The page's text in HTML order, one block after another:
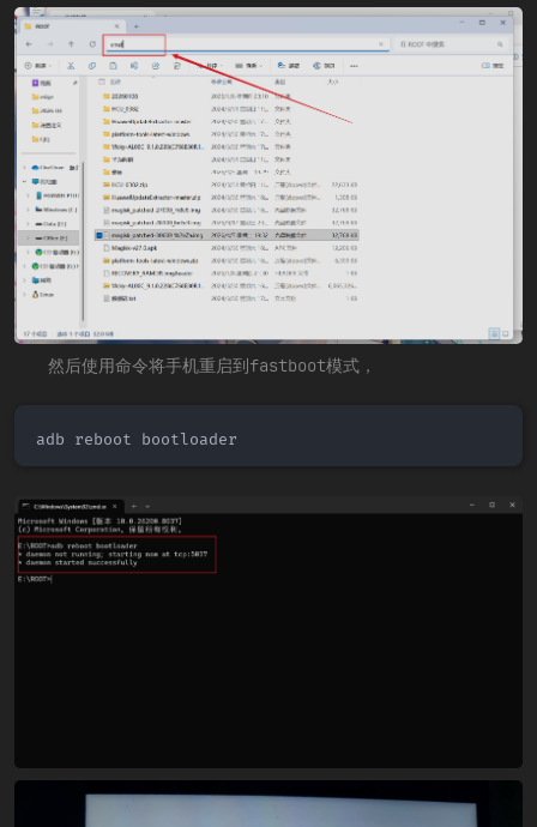
然后使用命令将手机重启到fastboot模式，
adb reboot bootloader